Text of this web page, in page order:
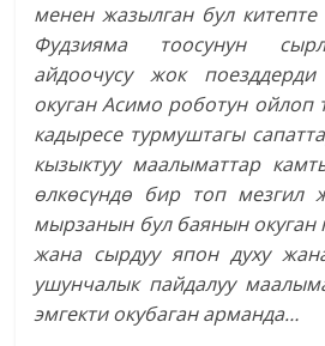
менен жазылган бул китепте
Фудзияма тоосунун
айдоочусу жок
окуган Асимо роботун ойлоп
кадыресе турмуштагы
кызыктуу маалыматтар
өлкөсүндө бир топ мезгил
мырзанын бул баянын
жана сырдуу япон духу
ушунчалык пайдалуу
эмгекти окубаган арманда…